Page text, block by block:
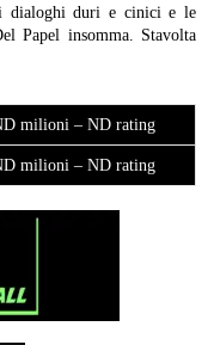
dialoghi duri e cinici e le
Papel insomma. Stavolta
milioni – ND rating
milioni – ND rating